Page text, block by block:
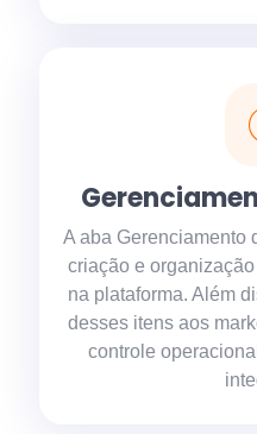
A aba Gerenciamento
criação e
na plataforma. Além
desses itens aos
controle